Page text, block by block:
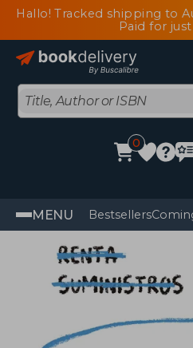
Hallo! Tracked shipping to
Paid for
0
MENU Bestsellers